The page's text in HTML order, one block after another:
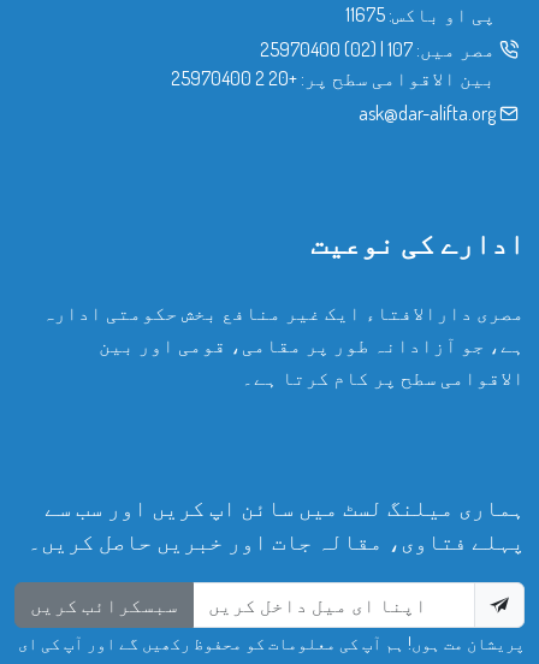
پی او باکس: 11675
مصر میں: 107
|
(02) 25970400
بین الاقوامی سطح پر: +20 2 25970400
ask@dar-alifta.org
ادارے کی نوعیت
مصری دارالافتاء ایک غیر منافع بخش حکومتی ادارہ
ہے، جو آزادانہ طور پر مقامی، قومی اور بین
الاقوامی سطح پر کام کرتا ہے۔
ہماری میلنگ لسٹ میں سائن اپ کریں اور سب سے
پہلے فتاوی، مقالہ جات اور خبریں حاصل کریں۔
سبسکرائب کریں
پریشان مت ہوں! ہم آپ کی معلومات کو محفوظ رکھیں گے اور آپ کی ای